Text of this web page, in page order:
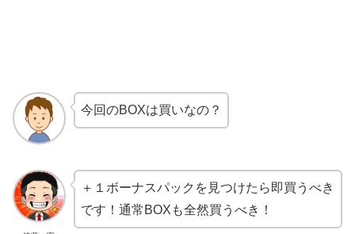
今回のBOXは買いなの？
＋１ボーナスパックを見つけたら即買うべき
です！通常BOXも全然買うべき！